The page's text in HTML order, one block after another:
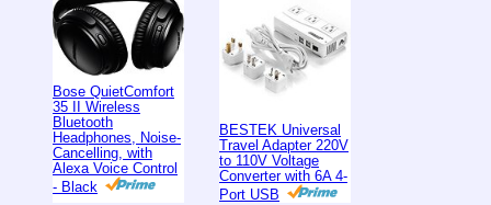
Bose QuietComfort
35 II Wireless
Bluetooth
Headphones, Noise-
Cancelling, with
Alexa Voice Control
- Black
BESTEK Universal
Travel Adapter 220V
to 110V Voltage
Converter with 6A 4-
Port USB